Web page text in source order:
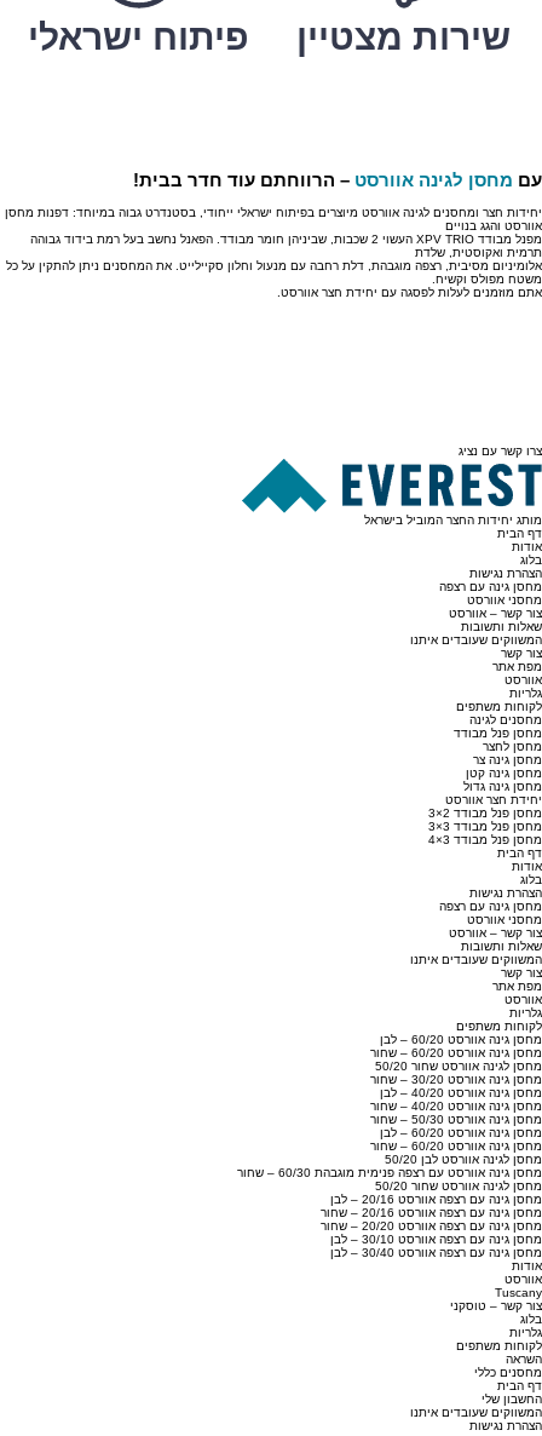
שירות מצטיין פיתוח ישראלי
עם מחסן לגינה אוורסט – הרווחתם עוד חדר בבית!
יחידות חצר ומחסנים לגינה אוורסט מיוצרים בפיתוח ישראלי ייחודי, בסטנדרט גבוה במיוחד: דפנות מחסן
אוורסט והגג בנויים
מפנל מבודד XPV TRIO העשוי 2 שכבות, שביניהן חומר מבודד. הפאנל נחשב בעל רמת בידוד גבוהה
תרמית ואקוסטית, שלדת
אלומיניום מסיבית, רצפה מוגבהת, דלת רחבה עם מנעול וחלון סקיילייט. את המחסנים ניתן להתקין על כל
משטח מפולס וקשיח.
אתם מוזמנים לעלות לפסגה עם יחידת חצר אוורסט.
צרו קשר עם נציג
מותג יחידות החצר המוביל בישראל
דף הבית
אודות
בלוג
הצהרת נגישות
מחסן גינה עם רצפה
מחסני אוורסט
צור קשר – אוורסט
שאלות ותשובות
המשווקים שעובדים איתנו
צור קשר
מפת אתר
אוורסט
גלריות
לקוחות משתפים
מחסנים לגינה
מחסן פנל מבודד
מחסן לחצר
מחסן גינה צר
מחסן גינה קטן
מחסן גינה גדול
יחידת חצר אוורסט
מחסן פנל מבודד 2×3
מחסן פנל מבודד 3×3
מחסן פנל מבודד 3×4
דף הבית
אודות
בלוג
הצהרת נגישות
מחסן גינה עם רצפה
מחסני אוורסט
צור קשר – אוורסט
שאלות ותשובות
המשווקים שעובדים איתנו
צור קשר
מפת אתר
אוורסט
גלריות
לקוחות משתפים
מחסן גינה אוורסט 60/20 – לבן
מחסן גינה אוורסט 60/20 – שחור
מחסן לגינה אוורסט שחור 50/20
מחסן גינה אוורסט 30/20 – שחור
מחסן גינה אוורסט 40/20 – לבן
מחסן גינה אוורסט 40/20 – שחור
מחסן גינה אוורסט 50/30 – שחור
מחסן גינה אוורסט 60/20 – לבן
מחסן גינה אוורסט 60/20 – שחור
מחסן לגינה אוורסט לבן 50/20
מחסן גינה אוורסט עם רצפה פנימית מוגבהת 60/30 – שחור
מחסן לגינה אוורסט שחור 50/20
מחסן גינה עם רצפה אוורסט 20/16 – לבן
מחסן גינה עם רצפה אוורסט 20/16 – שחור
מחסן גינה עם רצפה אוורסט 20/20 – שחור
מחסן גינה עם רצפה אוורסט 30/10 – לבן
מחסן גינה עם רצפה אוורסט 30/40 – לבן
אודות
אוורסט
Tuscany
צור קשר – טוסקני
בלוג
גלריות
לקוחות משתפים
השראה
מחסנים כללי
דף הבית
החשבון שלי
המשווקים שעובדים איתנו
הצהרת נגישות